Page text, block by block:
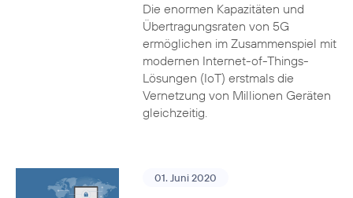
Die enormen Kapazitäten und
Übertragungsraten von 5G
ermöglichen im Zusammenspiel mit
modernen Internet-of-Things-
Lösungen (IoT) erstmals die
Vernetzung von Millionen Geräten
gleichzeitig.
01. Juni 2020